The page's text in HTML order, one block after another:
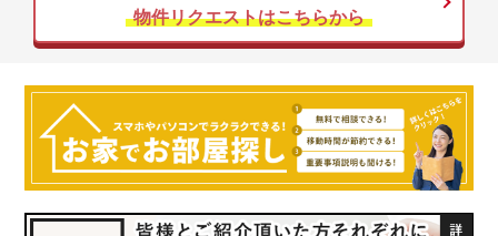
物件リクエストはこちらから